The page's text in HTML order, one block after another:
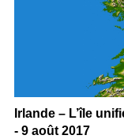
Irlande – L’île
- 9 août 2017